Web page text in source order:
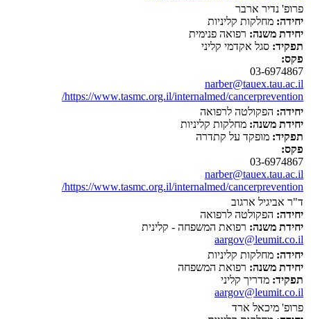
פרופ' נדיר ארבר
יחידה: מחלקות קליניות
יחידת משנה: רפואה פנימית
תפקיד: סגל אקדמי קליני
פקס:
03-6974867
narber@tauex.tau.ac.il
https://www.tasmc.org.il/internalmed/cancerprevention/
יחידה: הפקולטה לרפואה
יחידת משנה: מחלקות קליניות
תפקיד: מופקד על קתדרה
פקס:
03-6974867
narber@tauex.tau.ac.il
https://www.tasmc.org.il/internalmed/cancerprevention/
ד"ר אביגיל ארגוב
יחידה: הפקולטה לרפואה
יחידת משנה: רפואת המשפחה - קלינית
aargov@leumit.co.il
יחידה: מחלקות קליניות
יחידת משנה: רפואת המשפחה
תפקיד: מדריך קליני
aargov@leumit.co.il
פרופ' מיכאל ארד